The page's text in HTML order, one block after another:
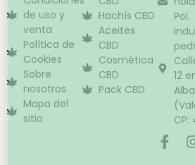
de uso y
venta
Política de
Cookies
Sobre
nosotros
Mapa del
sitio
Hachís CBD
Aceites
CBD
Cosmética
CBD
Pack CBD
Pol.
12
CP: